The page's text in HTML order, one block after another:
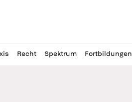
Recht Spektrum Fortbildungen